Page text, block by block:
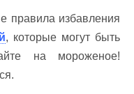
правила избавления
, которые могут быть
на мороженое!